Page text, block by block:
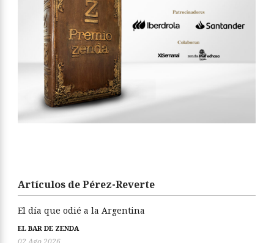
Artículos de Pérez-Reverte
El día que odié a la Argentina
EL BAR DE ZENDA